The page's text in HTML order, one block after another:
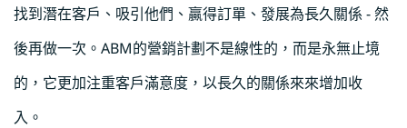
找到潛在客戶、吸引他們、贏得訂單、發展為長久關係 - 然
後再做一次。ABM的營銷計劃不是線性的，而是永無止境
的，它更加注重客戶滿意度，以長久的關係來來增加收
入。